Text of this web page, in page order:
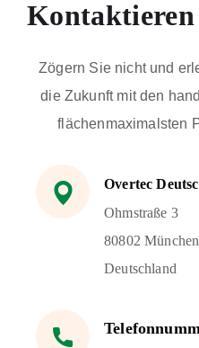
Kontaktieren
Zögern Sie nicht und
die Zukunft mit den
flächenmaximalsten
Overtec
Ohmstraße 3
80802 München
Deutschland